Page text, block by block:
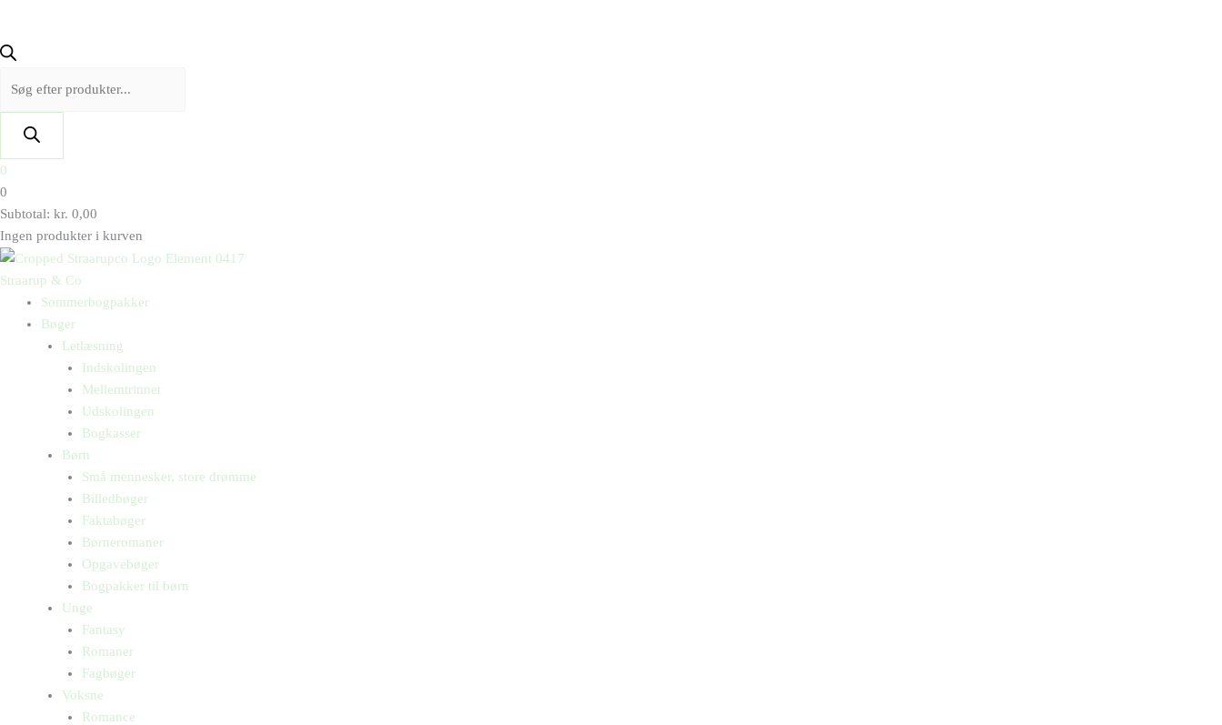
0
0
Subtotal: kr. 0,00
Ingen produkter i kurven
Straarup & Co
Sommerbogpakker
Bøger
Letlæsning
Indskolingen
Mellemtrinnet
Udskolingen
Bogkasser
Børn
Små mennesker, store drømme
Billedbøger
Faktabøger
Børneromaner
Opgavebøger
Bogpakker til børn
Unge
Fantasy
Romaner
Fagbøger
Voksne
Romance